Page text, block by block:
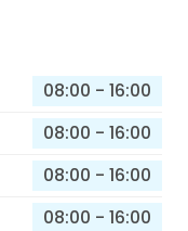
08:00 - 16:00
08:00 - 16:00
08:00 - 16:00
08:00 - 16:00